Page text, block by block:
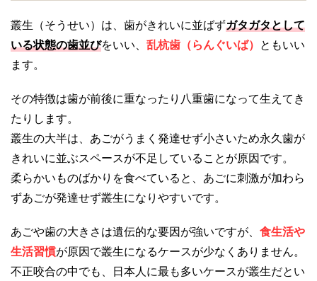
叢生（そうせい）は、歯がきれいに並ばずガタガタとして
いる状態の歯並びをいい、 乱杭歯（らんぐいば） ともいい
ます。
その特徴は歯が前後に重なったり八重歯になって生えてき
たりします。
叢生の大半は、あごがうまく発達せず小さいため永久歯が
きれいに並ぶスペースが不足していることが原因です。
柔らかいものばかりを食べていると、あごに刺激が加わら
ずあごが発達せず叢生になりやすいです。
あごや歯の大きさは遺伝的な要因が強いですが、 食生活や
生活習慣が原因で叢生になるケースが少なくありません。
不正咬合の中でも、日本人に最も多いケースが叢生だとい